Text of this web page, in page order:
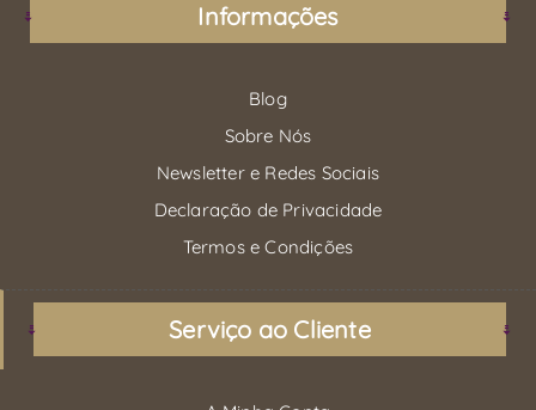
Informações
Blog
Sobre Nós
Newsletter e Redes Sociais
Declaração de Privacidade
Termos e Condições
Serviço ao Cliente